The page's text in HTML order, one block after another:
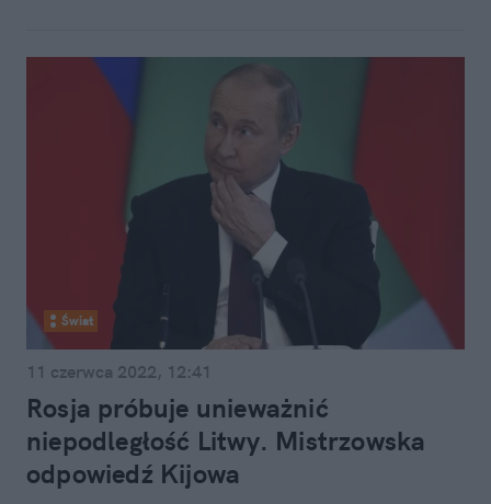
Świat
11 czerwca 2022, 12:41
Rosja próbuje unieważnić
niepodległość Litwy. Mistrzowska
odpowiedź Kijowa